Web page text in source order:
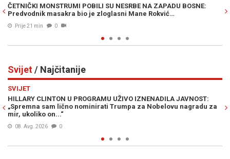
HIT NA INTERNETU: Hercegovac se dopisivao sa starijom
gospođom, a onda se pohvalio prijatelju...
Prije 24 min
Svijet/ Najčitanije
za
ALARM U KREMLJU NAKON SUSRETA VUČIĆA I
mediji analiziraju poruke iz Beograda, posebno ih
jedna Vučićeva izjava
Prije 17h